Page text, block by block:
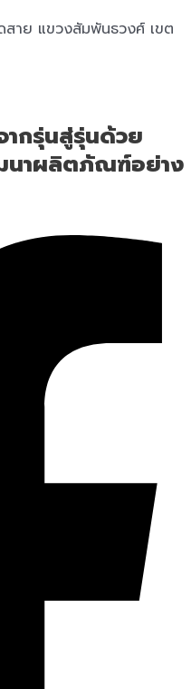
าย แขวงสัมพันธวงศ์ เขต
กรุ่นสู่รุ่นด้วย
นาผลิตภัณฑ์อย่าง